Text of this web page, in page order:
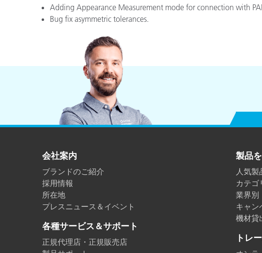
Adding Appearance Measurement mode for connection with
Bug fix asymmetric tolerances.
会社案内
ブランドのご紹介
採用情報
所在地
プレスニュース＆イベント
各種サービス＆サポート
正規代理店・正規販売店
製品
人気
カテゴ
業界別
キャン
機材貸
トレ